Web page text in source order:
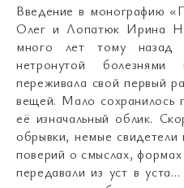
Введение в монографию
Олег и Лопатюк Ирина
много лет тому назад
нетронутой
переживала свой первый
вещей. Мало сохранилось
её изначальный облик.
обрывки, немые
поверий о смыслах,
передавали из уст в